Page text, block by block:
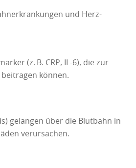
und Herz-
(z. B. CRP, IL-6), die zur
können.
gelangen über die Blutbahn in
verursachen.